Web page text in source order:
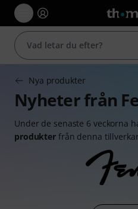
Nya produkter
Nyheter från
Under de senaste 6 veckorna
produkter från denna